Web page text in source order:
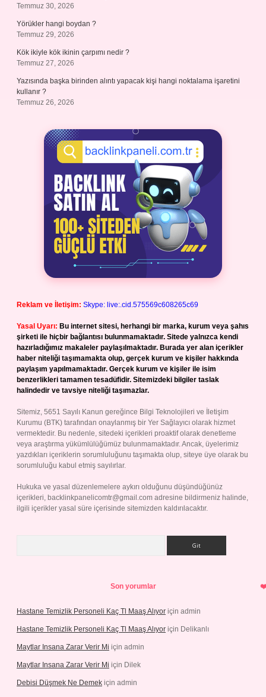
Temmuz 30, 2026
Yörükler hangi boydan ?
Temmuz 29, 2026
Kök ikiyle kök ikinin çarpımı nedir ?
Temmuz 27, 2026
Yazısında başka birinden alıntı yapacak kişi hangi noktalama işaretini
kullanır ?
Temmuz 26, 2026
Reklam ve İletişim: Skype: live:.cid.575569c608265c69
Yasal Uyarı: Bu internet sitesi, herhangi bir marka, kurum veya şahıs
şirketi ile hiçbir bağlantısı bulunmamaktadır. Sitede yalnızca kendi
hazırladığımız makaleler paylaşılmaktadır. Burada yer alan içerikler
haber niteliği taşımamakta olup, gerçek kurum ve kişiler hakkında
paylaşım yapılmamaktadır. Gerçek kurum ve kişiler ile isim
benzerlikleri tamamen tesadüfidir. Sitemizdeki bilgiler taslak
halindedir ve tavsiye niteliği taşımazlar.
Sitemiz, 5651 Sayılı Kanun gereğince Bilgi Teknolojileri ve İletişim
Kurumu (BTK) tarafından onaylanmış bir Yer Sağlayıcı olarak hizmet
vermektedir. Bu nedenle, sitedeki içerikleri proaktif olarak denetleme
veya araştırma yükümlülüğümüz bulunmamaktadır. Ancak, üyelerimiz
yazdıkları içeriklerin sorumluluğunu taşımakta olup, siteye üye olarak bu
sorumluluğu kabul etmiş sayılırlar.
Hukuka ve yasal düzenlemelere aykırı olduğunu düşündüğünüz
içerikleri, backlinkpanelicomtr@gmail.com adresine bildirmeniz halinde,
ilgili içerikler yasal süre içerisinde sitemizden kaldırılacaktır.
Son yorumlar
Hastane Temizlik Personeli Kaç Tl Maaş Alıyor için admin
Hastane Temizlik Personeli Kaç Tl Maaş Alıyor için Delikanlı
Maytlar Insana Zarar Verir Mi için admin
Maytlar Insana Zarar Verir Mi için Dilek
Debisi Düşmek Ne Demek için admin